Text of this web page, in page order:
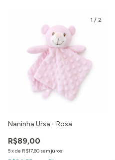
1 / 2
Naninha Ursa - Rosa
R$89,00
5xde R$17,80 sem juros